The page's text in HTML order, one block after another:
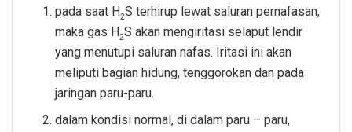
pada saat H2S terhirup lewat saluran pernafasan,
maka gas H2S akan mengiritasi selaput lendir
yang menutupi saluran nafas. Iritasi ini akan
meliputi bagian hidung, tenggorokan dan pada
jaringan paru-paru.
dalam kondisi normal, di dalam paru – paru,